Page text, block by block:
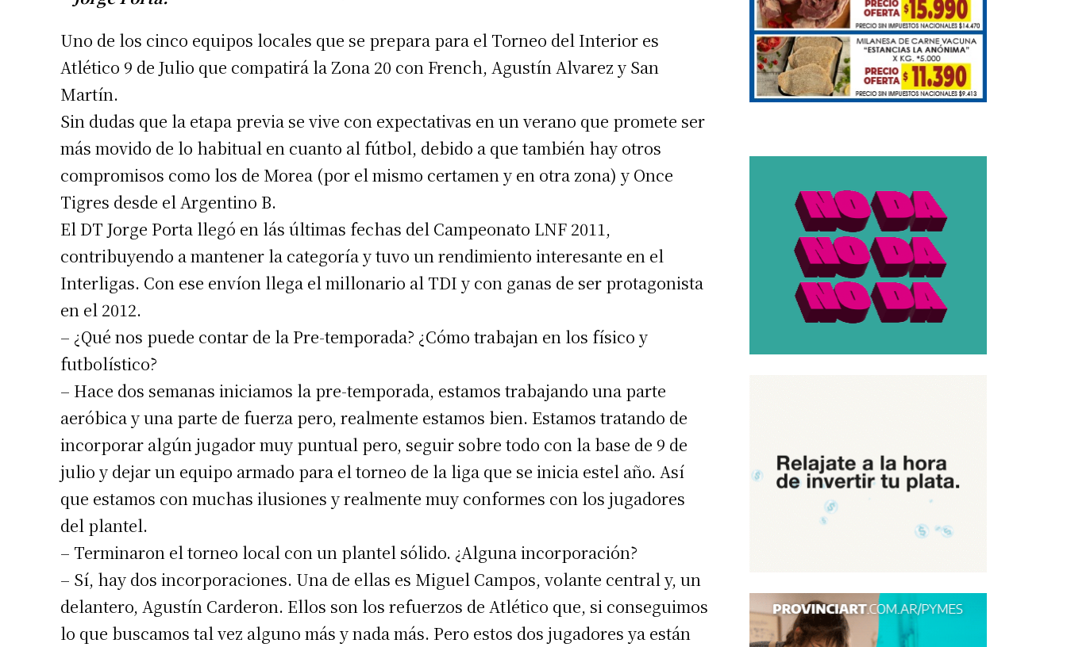
Uno de los cinco equipos locales que se prepara para el Torneo del Interior es
Atlético 9 de Julio que compatirá la Zona 20 con French, Agustín Alvarez y San
Martín.
Sin dudas que la etapa previa se vive con expectativas en un verano que promete ser
más movido de lo habitual en cuanto al fútbol, debido a que también hay otros
compromisos como los de Morea (por el mismo certamen y en otra zona) y Once
Tigres desde el Argentino B.
El DT Jorge Porta llegó en lás últimas fechas del Campeonato LNF 2011,
contribuyendo a mantener la categoría y tuvo un rendimiento interesante en el
Interligas. Con ese envíon llega el millonario al TDI y con ganas de ser protagonista
en el 2012.
– ¿Qué nos puede contar de la Pre-temporada? ¿Cómo trabajan en los físico y
futbolístico?
– Hace dos semanas iniciamos la pre-temporada, estamos trabajando una parte
aeróbica y una parte de fuerza pero, realmente estamos bien. Estamos tratando de
incorporar algún jugador muy puntual pero, seguir sobre todo con la base de 9 de
julio y dejar un equipo armado para el torneo de la liga que se inicia estel año. Así
que estamos con muchas ilusiones y realmente muy conformes con los jugadores
del plantel.
– Terminaron el torneo local con un plantel sólido. ¿Alguna incorporación?
– Sí, hay dos incorporaciones. Una de ellas es Miguel Campos, volante central y, un
delantero, Agustín Carderon. Ellos son los refuerzos de Atlético que, si conseguimos
lo que buscamos tal vez alguno más y nada más. Pero estos dos jugadores ya están